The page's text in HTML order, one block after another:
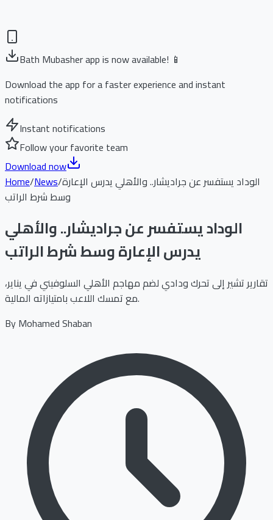
Bath Mubasher app is now available! 📱
Download the app for a faster experience and instant
notifications
Instant notifications
Follow your favorite team
Download now
Home/News/الوداد يستفسر عن جراديشار.. والأهلي يدرس الإعارة
وسط شرط الراتب
الوداد يستفسر عن جراديشار.. والأهلي
يدرس الإعارة وسط شرط الراتب
تقارير تشير إلى تحرك ودادي لضم مهاجم الأهلي السلوفيني في يناير،
مع تمسك اللاعب بامتيازاته المالية.
ByMohamed Shaban